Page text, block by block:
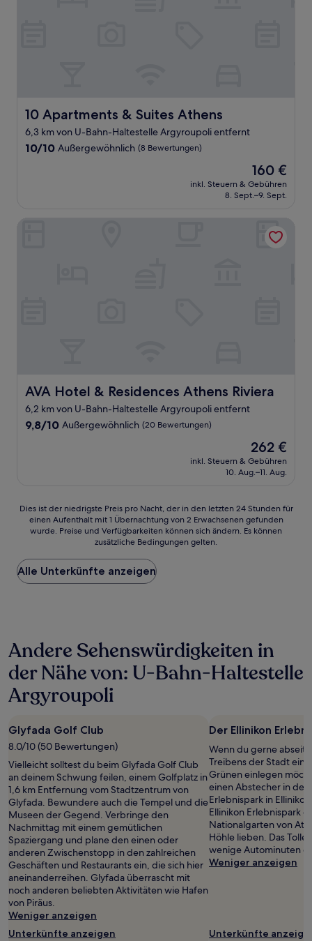
10 Apartments & Suites Athens
10 Apartments & Suites Athens
6,3 km von U-Bahn-Haltestelle Argyroupoli entfernt
10.0
10/10 Außergewöhnlich (8 Bewertungen)
Der
Preis
beträgt
160 €
inkl. Steuern & Gebühren
8. Sept.–9. Sept.
AVA Hotel & Residences Athens Riviera
AVA Hotel & Residences Athens Riviera
6,2 km von U-Bahn-Haltestelle Argyroupoli entfernt
9.8
9,8/10 Außergewöhnlich (20 Bewertungen)
Der
Preis
beträgt
262 €
inkl. Steuern & Gebühren
10. Aug.–11. Aug.
Dies
der
Preis
pro
Nacht,
24 Stunden
für
einen
mit
1 Übernachtung
2 Erwachsenen
gefunden
wurde.
Preise
und
Verfügbarkeiten
können
sich
ändern.
Es
können
zusätzliche
Bedingungen
gelten.
Dies ist der niedrigste Preis pro Nacht, der in den letzten 24 Stunden für
einen Aufenthalt mit 1 Übernachtung von 2 Erwachsenen gefunden
wurde. Preise und Verfügbarkeiten können sich ändern. Es können
zusätzliche Bedingungen gelten.
Alle Unterkünfte anzeigen
Andere Sehenswürdigkeiten in
der Nähe von: U-Bahn-Haltestelle
Argyroupoli
Glyfada Golf Club
8.0/10 (50 Bewertungen)
Vielleicht solltest du beim Glyfada Golf Club
an deinem Schwung feilen, einem Golfplatz in
1,6 km Entfernung vom Stadtzentrum von
Glyfada. Bewundere auch die Tempel und die
Museen der Gegend. Verbringe den
Nachmittag mit einem gemütlichen
Spaziergang und plane den einen oder
anderen Zwischenstopp in den zahlreichen
Geschäften und Restaurants ein, die sich hier
aneinanderreihen. Glyfada überrascht mit
noch anderen beliebten Aktivitäten wie Hafen
von Piräus.
Weniger anzeigen
Unterkünfte anzeigen
Der Ellinikon
Wenn du gerne
Treibens der Stadt
Grünen einlegen
einen Abstecher in den
Erlebnispark in Elliniko
Ellinikon Erlebnispark
Nationalgarten von
Höhle lieben. Das
wenige Autominuten
Weniger anzeigen
Unterkünfte